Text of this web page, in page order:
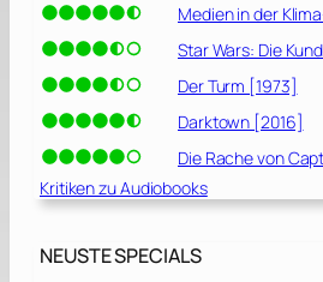
Medien in der
Star Wars: Die
Der Turm [1973]
Darktown [2016]
Die Rache von
Kritiken zu Audiobooks
NEUSTE SPECIALS